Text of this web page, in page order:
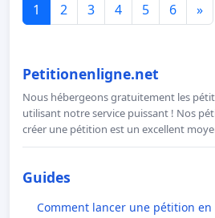
1 2 3 4 5 6 »
Petitionenligne.net
Nous hébergeons gratuitement les
utilisant notre service puissant ! Nos
créer une pétition est un excellent
Guides
Comment lancer une pétition